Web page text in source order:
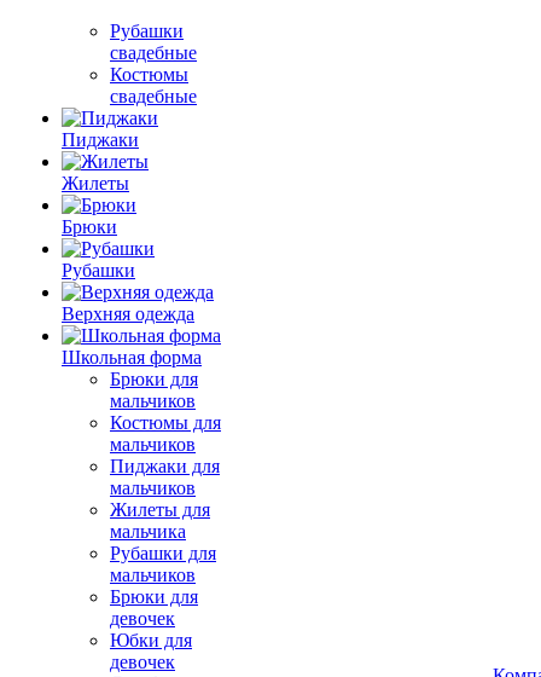
Рубашки
свадебные
Костюмы
свадебные
Пиджаки
Жилеты
Брюки
Рубашки
Верхняя одежда
Школьная форма
Брюки для
мальчиков
Костюмы для
мальчиков
Пиджаки для
мальчиков
Жилеты для
мальчика
Рубашки для
мальчиков
Брюки для
девочек
Юбки для
девочек